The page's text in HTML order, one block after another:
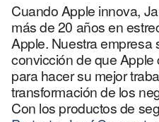
Cuando Apple innova,
más de 20 años en
Apple. Nuestra empresa
convicción de que
para hacer su mejor
transformación de los
Con los productos de